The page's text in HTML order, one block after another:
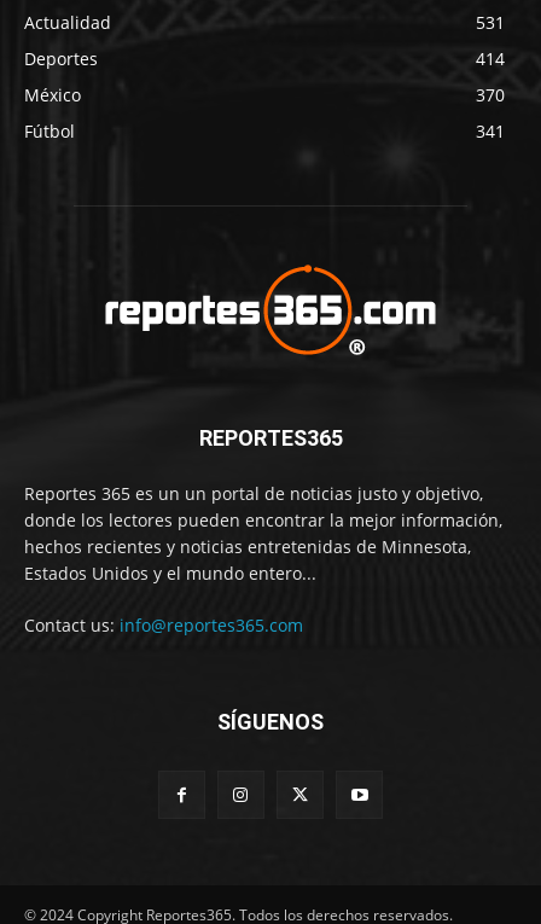
Actualidad
531
Deportes
414
México
370
Fútbol
341
REPORTES365
Reportes 365 es un un portal de noticias justo y objetivo,
donde los lectores pueden encontrar la mejor información,
hechos recientes y noticias entretenidas de Minnesota,
Estados Unidos y el mundo entero...
Contact us: info@reportes365.com
SÍGUENOS
© 2024 Copyright Reportes365. Todos los derechos reservados.